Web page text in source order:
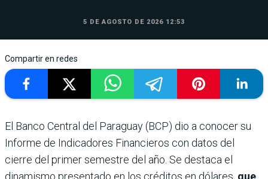
5 DE AGOSTO DE 2026 12:53
Compartir en redes
El Banco Central del Paraguay (BCP) dio a conocer su
Informe de Indicadores Financieros con datos del
cierre del primer semestre del año. Se destaca el